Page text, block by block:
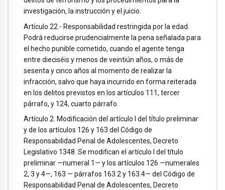
investigación, la instrucción y el juicio.
Artículo 22.- Responsabilidad restringida por la edad.
Podrá reducirse prudencialmente la pena señalada para
el hecho punible cometido, cuando el agente tenga
entre dieciséis y menos de veintiún años, o más de
sesenta y cinco años al momento de realizar la
infracción, salvo que haya incurrido en forma reiterada
en los delitos previstos en los artículos 111, tercer
párrafo, y 124, cuarto párrafo.
Artículo 2. Modificación del artículo I del título preliminar
y de los artículos 126 y 163 del Código de
Responsabilidad Penal de Adolescentes, Decreto
Legislativo 1348. Se modifican el artículo I del título
preliminar —numeral 1— y los artículos 126 —numerales
2, 3 y 4—, 163 — párrafos 163.2 y 163.4— del Código de
Responsabilidad Penal de Adolescentes, Decreto